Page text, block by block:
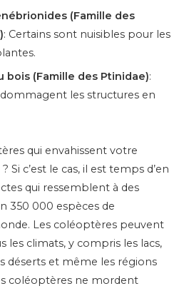
(Famille des
: Certains sont nuisibles pour les
bois (Famille des Ptinidae):
les structures en
qui envahissent votre
Si c’est le cas, il est temps d’en
qui ressemblent à des
350 000 espèces de
Les coléoptères peuvent
les climats, y compris les lacs,
déserts et même les régions
coléoptères ne mordent